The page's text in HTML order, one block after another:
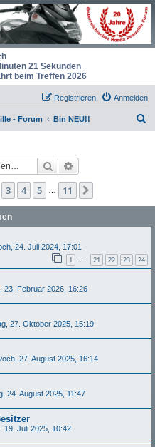
20 Sekunden
beim Treffen 2026
Anmelden
Registrieren
- Forum Bin NEU!!
Suche
11
3 4 5 11
24. Juli 2024, 17:01
1 … 21 22 23 24
23. Februar 2026, 16:26
27. Oktober 2025, 15:19
27. August 2025, 16:14
24. August 2025, 11:47
19. Juli 2025, 10:42